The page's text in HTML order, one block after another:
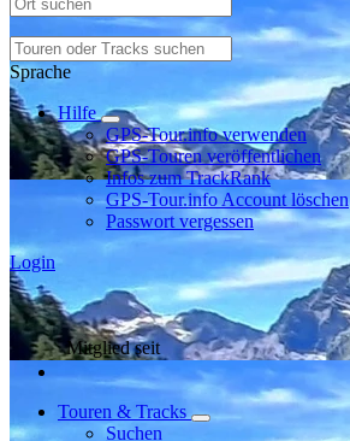
Sprache
Hilfe
GPS-Tour.info verwenden
GPS-Touren veröffentlichen
Infos zum TrackRank
GPS-Tour.info Account löschen
Passwort vergessen
Login
Mitglied seit
Touren & Tracks
Suchen